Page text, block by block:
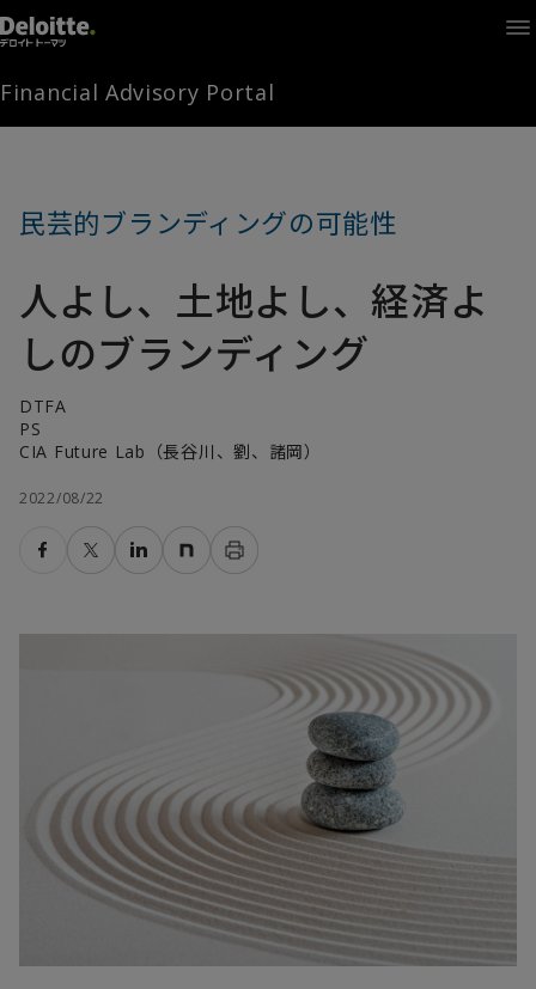
Home
Times
Channel
Library
お問い合わせ
FAMとは
FA Portal
Financial Advisory Portal
民芸的ブランディングの可能性
人よし、土地よし、経済よ
しのブランディング
DTFA
PS
CIA Future Lab（長谷川、劉、諸岡）
2022/08/22